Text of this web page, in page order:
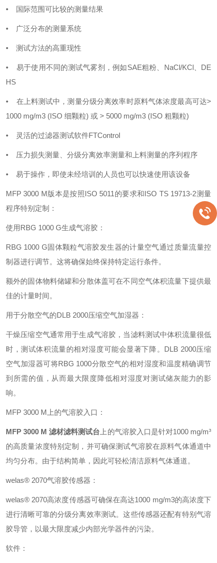
• 国际范围可比较的测量结果
• 广泛分布的测量系统
• 测试方法的高重现性
• 易于使用不同的测试气雾剂，例如SAE粗粉、NaCl/KCl、DE
HS
• 在上料测试中，测量分级分离效率时原料气体浓度最高可达>
1000 mg/m3 (ISO 细颗粒) 或 > 5000 mg/m3 (ISO 粗颗粒)
• 灵活的过滤器测试软件FTControl
• 压力损失测量、分级分离效率测量和上料测量的序列程序
• 易于操作，即使未经培训的人员也可以快速使用该设备
MFP 3000 M版本是按照ISO 5011的要求和ISO TS 19713-2测量
程序特别定制：
使用RBG 1000 G生成气溶胶：
RBG 1000 G固体颗粒气溶胶发生器的计量空气通过质量流量控
制器进行调节。这将确保始终保持特定运行条件。
额外的固体物料储罐和分散体盖可在不同空气体积流量下提供最
佳的计量时间。
用于分散空气的DLB 2000压缩空气加湿器：
干燥压缩空气通常用于生成气溶胶，当滤料测试中体积流量很低
时，测试体积流量的相对湿度可能会显著下降。DLB 2000压缩
空气加湿器可将RBG 1000分散空气的相对湿度和温度精确调节
到所需的值，从而最大限度降低相对湿度对测试储灰能力的影
响。
MFP 3000 M上的气溶胶入口：
MFP 3000 M 滤材滤料测试台 上的气溶胶入口是针对1000 mg/m³
的高质量浓度特别定制，并可确保测试气溶胶在原料气体通道中
均匀分布。由于结构简单，因此可轻松清洁原料气体通道。
welas® 2070气溶胶传感器：
welas® 2070高浓度传感器可确保在高达1000 mg/m3的高浓度下
进行清晰可靠的分级分离效率测试。这些传感器还配有特别气溶
胶导管，以最大限度减少内部光学器件的污染。
软件：